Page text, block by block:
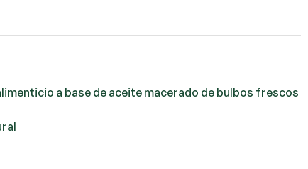
a base de aceite macerado de bulbos frescos